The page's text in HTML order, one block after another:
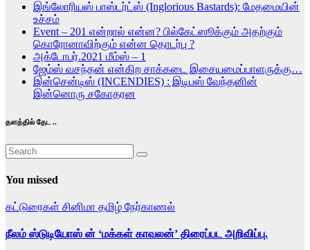
இங்லோரியஸ் பாஸ்டர்ட்ஸ் (Inglorious Bastards): மேதமையின்
உச்சம்
Event – 201 என்றால் என்ன? பில்கேட்ஸூக்கும் அதற்கும்
கொரோனாவிற்கும் என்ன தொடர்பு ?
அக்டோபர்.2021 மீம்ஸ் – 1
ஜேம்ஸ் வசந்தன் என்கிற சாக்கடை இசையமைப்பாளருக்கு…
இன்சென்டிஸ் (INCENDIES) : இடிபஸ் வேந்தனின்
இன்னொரு சகோதரன
தளத்தில் தேட ..
You missed
கட்டுரைகள் சினிமா தமிழ் நேர்காணல்
நீலம் ஸ்டுடியோஸ் ன் ‘மக்கள் காவலன்’ திரைப்பட அறிவிப்பு.